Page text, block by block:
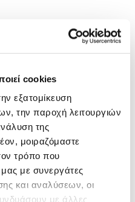
cookies
εξατομίκευση
την παροχή λειτουργιών
της
μοιραζόμαστε
τρόπο που
μας με συνεργάτες
και αναλύσεων, οι
με άλλες